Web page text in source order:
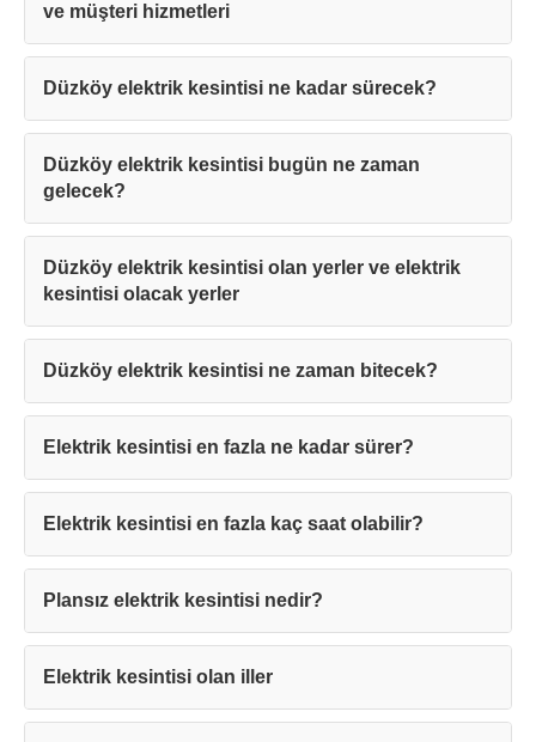
ve müşteri hizmetleri
Düzköy elektrik kesintisi ne kadar sürecek?
Düzköy elektrik kesintisi bugün ne zaman
gelecek?
Düzköy elektrik kesintisi olan yerler ve elektrik
kesintisi olacak yerler
Düzköy elektrik kesintisi ne zaman bitecek?
Elektrik kesintisi en fazla ne kadar sürer?
Elektrik kesintisi en fazla kaç saat olabilir?
Plansız elektrik kesintisi nedir?
Elektrik kesintisi olan iller
Teşekkürler!
sürede sizinle iletişime geçilecektir.
Kapat